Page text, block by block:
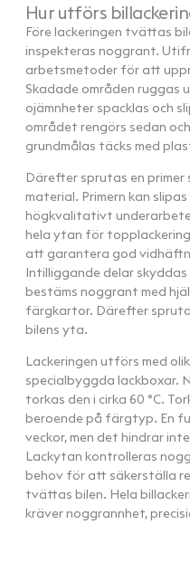
Hur utförs
Före lackeringen tvättas
inspekteras noggrant.
arbetsmetoder för att
Skadade områden ruggas
ojämnheter spacklas och
området rengörs sedan
grundmålas täcks med
Därefter sprutas en
material. Primern kan
högkvalitativt
hela ytan för
att garantera god
Intilliggande delar skyddas
bestäms noggrant med
färgkartor. Därefter
bilens yta.
Lackeringen utförs med
specialbyggda lackboxar.
torkas den i cirka 60 °C.
beroende på färgtyp. En
veckor, men det hindrar
Lackytan kontrolleras
behov för att säkerställa
tvättas bilen. Hela
kräver noggrannhet,